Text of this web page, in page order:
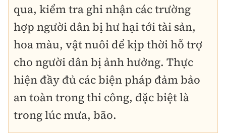
qua, kiểm tra ghi nhận các trường
hợp người dân bị hư hại tới tài sản,
hoa màu, vật nuôi để kịp thời hỗ trợ
cho người dân bị ảnh hưởng. Thực
hiện đầy đủ các biện pháp đảm bảo
an toàn trong thi công, đặc biệt là
trong lúc mưa, bão.